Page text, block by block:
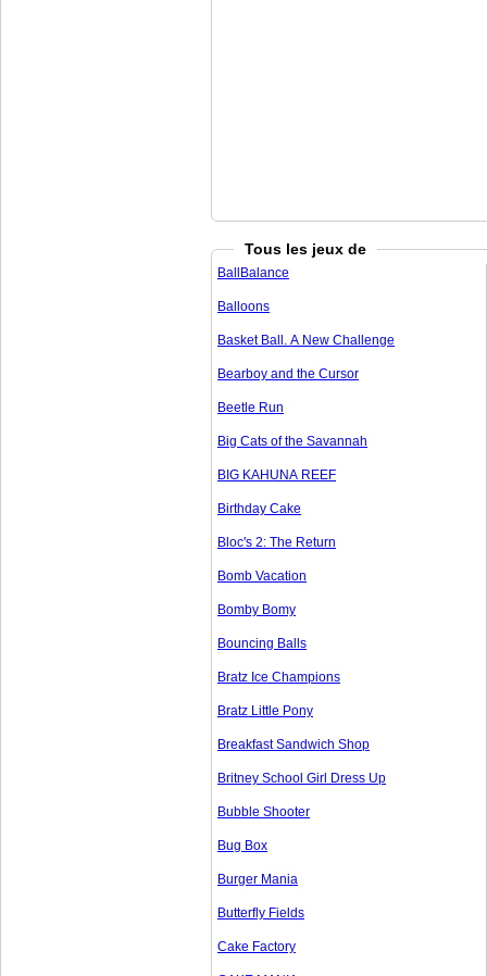
Tous les jeux de
BallBalance
Balloons
Basket Ball. A New Challenge
Bearboy and the Cursor
Beetle Run
Big Cats of the Savannah
BIG KAHUNA REEF
Birthday Cake
Bloc's 2: The Return
Bomb Vacation
Bomby Bomy
Bouncing Balls
Bratz Ice Champions
Bratz Little Pony
Breakfast Sandwich Shop
Britney School Girl Dress Up
Bubble Shooter
Bug Box
Burger Mania
Butterfly Fields
Cake Factory